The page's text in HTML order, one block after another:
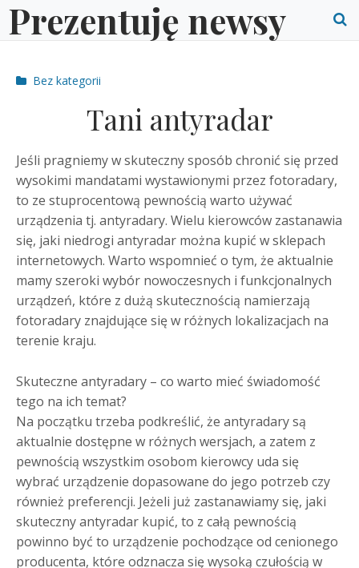
Skip
toPrezentuję newsy
Post
Bez kategorii
Tani antyradar
Jeśli pragniemy w skuteczny sposób chronić się przed
wysokimi mandatami wystawionymi przez fotoradary,
to ze stuprocentową pewnością warto używać
urządzenia tj. antyradary. Wielu kierowców zastanawia
się, jaki niedrogi antyradar można kupić w sklepach
internetowych. Warto wspomnieć o tym, że aktualnie
mamy szeroki wybór nowoczesnych i funkcjonalnych
urządzeń, które z dużą skutecznością namierzają
fotoradary znajdujące się w różnych lokalizacjach na
terenie kraju.
Skuteczne antyradary – co warto mieć świadomość
tego na ich temat?
Na początku trzeba podkreślić, że antyradary są
aktualnie dostępne w różnych wersjach, a zatem z
pewnością wszystkim osobom kierowcy uda się
wybrać urządzenie dopasowane do jego potrzeb czy
również preferencji. Jeżeli już zastanawiamy się, jaki
skuteczny antyradar kupić, to z całą pewnością
powinno być to urządzenie pochodzące od cenionego
producenta, które odznacza się wysoką czułością w